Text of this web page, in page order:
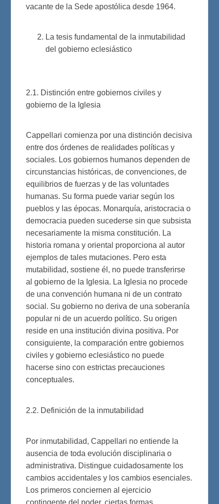
vacante de la Sede apostólica desde 1964.
La tesis fundamental de la inmutabilidad
del gobierno eclesiástico
2.1. Distinción entre gobiernos civiles y
gobierno de la Iglesia
Cappellari comienza por una distinción decisiva
entre dos órdenes de realidades políticas y
sociales. Los gobiernos humanos dependen de
circunstancias históricas, de convenciones, de
equilibrios de fuerzas y de las voluntades
humanas. Su forma puede variar según los
pueblos y las épocas. Monarquía, aristocracia o
democracia pueden sucederse sin que subsista
necesariamente la misma constitución. La
historia romana y oriental proporciona al autor
ejemplos de tales mutaciones. Pero esta
mutabilidad, sostiene él, no puede transferirse
al gobierno de la Iglesia. La Iglesia no procede
de una convención humana ni de un contrato
social. Su gobierno no deriva de una soberanía
popular ni de un acuerdo político. Su origen
reside en una institución divina positiva. Por
consiguiente, la comparación entre gobiernos
civiles y gobierno eclesiástico no puede
hacerse sino con estrictas precauciones
conceptuales.
2.2. Definición de la inmutabilidad
Por inmutabilidad, Cappellari no entiende la
ausencia de toda evolución disciplinaria o
administrativa. Distingue cuidadosamente los
cambios accidentales y los cambios esenciales.
Los primeros conciernen al ejercicio
contingente del poder, ciertas formas